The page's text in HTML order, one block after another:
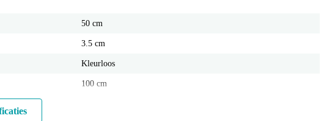
50 cm
3.5 cm
Kleurloos
100 cm